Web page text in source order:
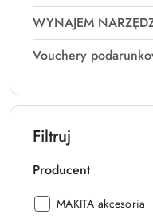
WYNAJEM
Vouchery
Filtruj
Producent
Producent:
MAKITA akcesoria